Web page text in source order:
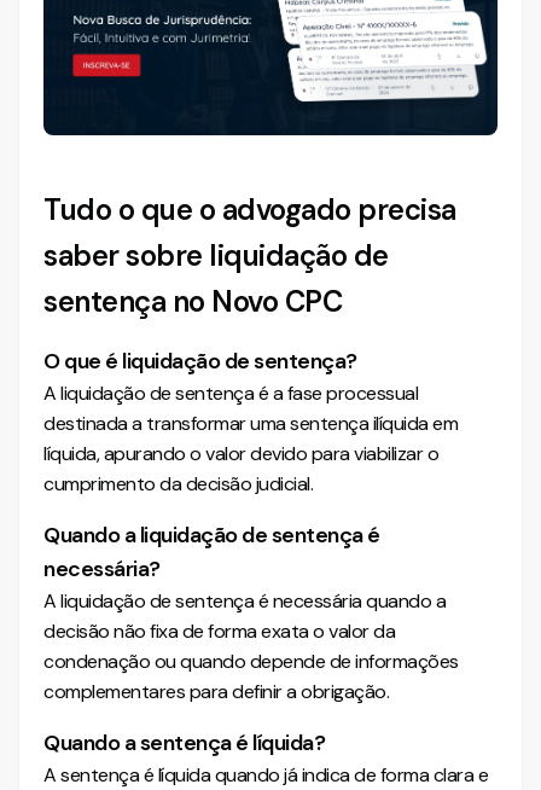
Tudo o que o advogado precisa
saber sobre liquidação de
sentença no Novo CPC
O que é liquidação de sentença?
A liquidação de sentença é a fase processual
destinada a transformar uma sentença ilíquida em
líquida, apurando o valor devido para viabilizar o
cumprimento da decisão judicial.
Quando a liquidação de sentença é
necessária?
A liquidação de sentença é necessária quando a
decisão não fixa de forma exata o valor da
condenação ou quando depende de informações
complementares para definir a obrigação.
Quando a sentença é líquida?
A sentença é líquida quando já indica de forma clara e